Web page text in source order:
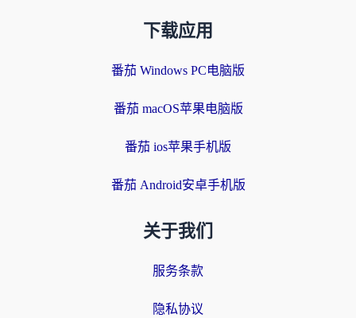
下载应用
番茄 Windows PC电脑版
番茄 macOS苹果电脑版
番茄 ios苹果手机版
番茄 Android安卓手机版
关于我们
服务条款
隐私协议